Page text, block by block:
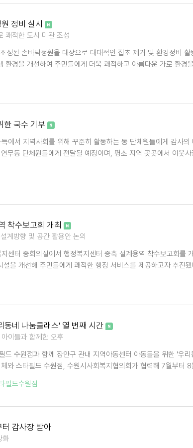
정비 실시
쾌적한 도시 미관 조성
성된 손바닥정원을 대상으로 대대적인 잡초 제거 및 환경정비
환경을 개선하여 주민들에게 더욱 쾌적하고 아름다운 가로 환경
한 국수 기부
에서 지역사회를 위해 꾸준히 활동하는 동 단체원들에게 감사
무동 단체원들에게 전달될 예정이며, 평소 지역 곳곳에서 이웃
착수보고회 개최
계방향 및 공간 활용안 논의
센터 중회의실에서 행정복지센터 증축 설계용역 착수보고회를
을 개선해 주민들에게 쾌적한 행정 서비스를 제공하고자 추진
네 나눔클래스' 열 번째 시간
이들과 함께한 오후
수원점과 함께 장안구 관내 지역아동센터 아동들을 위한 '우
와 스타필드 수원점, 수원시사회복지협의회가 협력해 7월부터
필드수원점
감사장 받아
화